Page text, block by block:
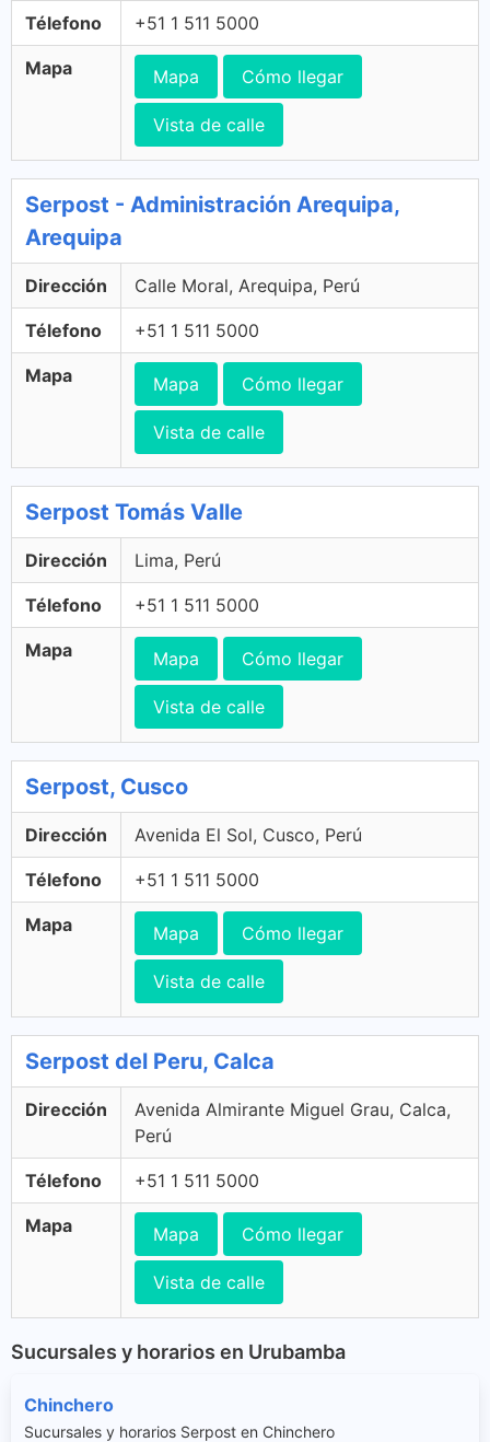
Télefono +51 1 511 5000
Mapa Mapa Cómo llegar
Vista de calle
Serpost - Administración Arequipa,
Arequipa
Dirección Calle Moral, Arequipa, Perú
Télefono +51 1 511 5000
Mapa Mapa Cómo llegar
Vista de calle
Serpost Tomás Valle
Dirección Lima, Perú
Télefono +51 1 511 5000
Mapa Mapa Cómo llegar
Vista de calle
Serpost, Cusco
Dirección Avenida El Sol, Cusco, Perú
Télefono +51 1 511 5000
Mapa Mapa Cómo llegar
Vista de calle
Serpost del Peru, Calca
Dirección
Avenida Almirante Miguel Grau, Calca,
Perú
Télefono +51 1 511 5000
Mapa Mapa Cómo llegar
Vista de calle
Sucursales y horarios en Urubamba
Chinchero
Sucursales y horarios Serpost en Chinchero